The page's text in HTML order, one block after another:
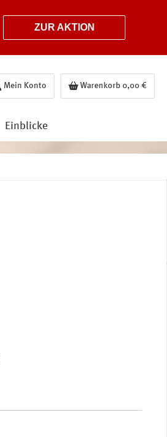
ZUR AKTION
Mein Konto Warenkorb 0,00 €
Einblicke